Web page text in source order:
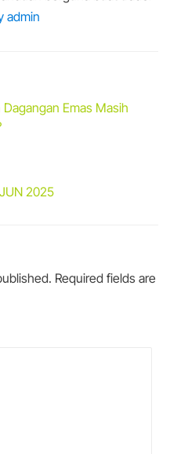
admin
Emas Masih
2025
Required fields are